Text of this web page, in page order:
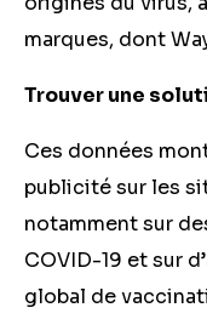
marques, dont
Trouver une
Ces données
publicité sur les
notamment sur
COVID-19 et sur
global de